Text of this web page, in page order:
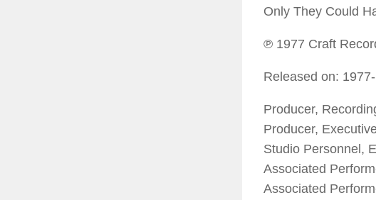
Only They Could
℗ 1977 Craft
Released on:
Producer,
Producer,
Studio Personnel,
Associated
Associated